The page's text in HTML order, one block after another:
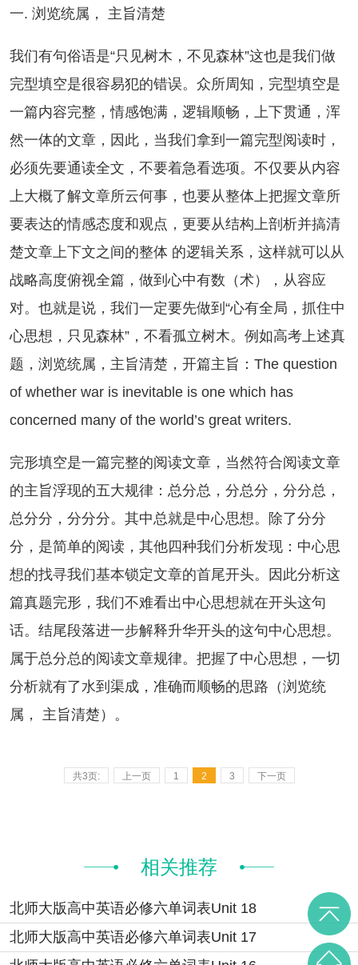
浏览统属， 主旨清楚
有句俗语是“只见树木，不见森林”这也是我们做
完型填空是很容易犯的错误。众所周知，完型填空是
一篇内容完整，情感饱满，逻辑顺畅，上下贯通，浑
然一体的文章，因此，当我们拿到一篇完型阅读时，
必须先要通读全文，不要着急看选项。不仅要从内容
上大概了解文章所云何事，也要从整体上把握文章所
要表达的情感态度和观点，更要从结构上剖析并搞清
楚文章上下文之间的整体 的逻辑关系，这样就可以从
战略高度俯视全篇，做到心中有数（术），从容应
对。也就是说，我们一定要先做到“心有全局，抓住中
心思想，只见森林”，不看孤立树木。例如高考上述真
题，浏览统属，主旨清楚，开篇主旨：The question
of whether war is inevitable is one which has
concerned many of the world’s great writers.
填空是一篇完整的阅读文章，当然符合阅读文章
的主旨浮现的五大规律：总分总，分总分，分分总，
总分分，分分分。其中总就是中心思想。除了分分
分，是简单的阅读，其他四种我们分析发现：中心思
想的找寻我们基本锁定文章的首尾开头。因此分析这
篇真题完形，我们不难看出中心思想就在开头这句
话。结尾段落进一步解释升华开头的这句中心思想。
属于总分总的阅读文章规律。把握了中心思想，一切
分析就有了水到渠成，准确而顺畅的思路（浏览统
属， 主旨清楚）。
共3页: 上一页 1 2 3 下一页
相关推荐
北师大版高中英语必修六单词表Unit 18
北师大版高中英语必修六单词表Unit 17